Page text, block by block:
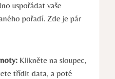
uspořádat vaše
pořadí. Zde je pár
Klikněte na sloupec,
třídit data, a poté